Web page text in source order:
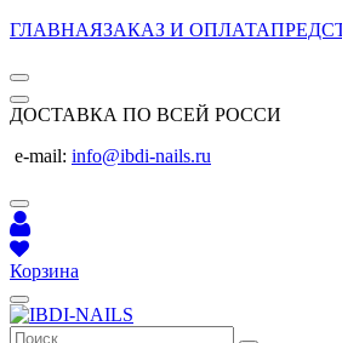
ГЛАВНАЯЗАКАЗ И ОПЛАТА
ДОСТАВКА ПО ВСЕЙ РОССИ
e-mail: info@ibdi-nails.ru
Корзина